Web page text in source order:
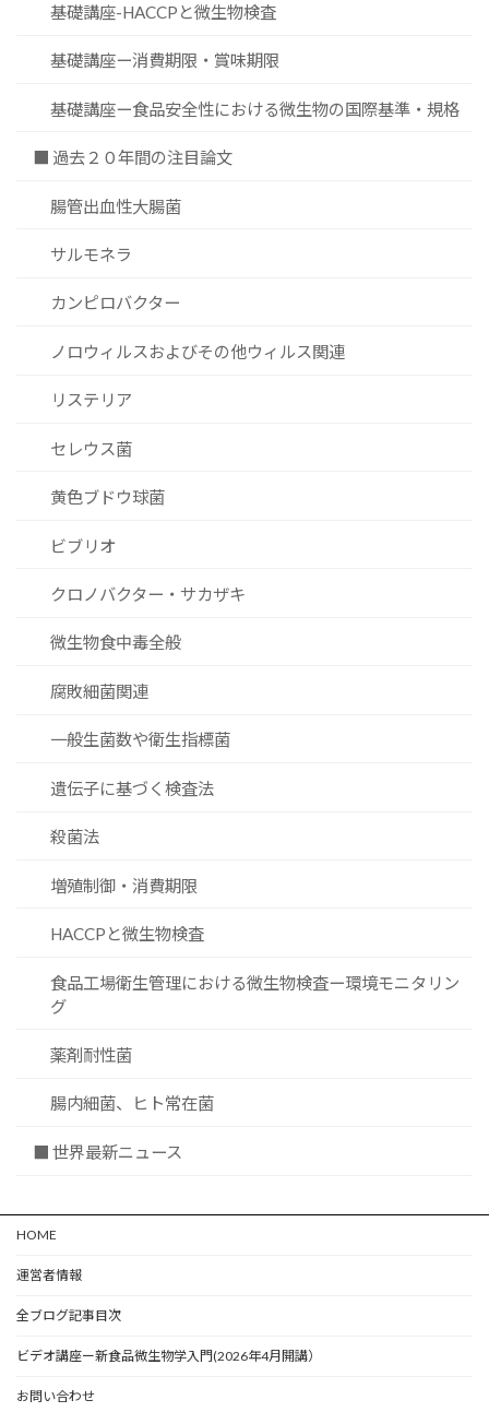
基礎講座-HACCPと微生物検査
基礎講座ー消費期限・賞味期限
基礎講座ー食品安全性における微生物の国際基準・規格
■ 過去２０年間の注目論文
腸管出血性大腸菌
サルモネラ
カンピロバクター
ノロウィルスおよびその他ウィルス関連
リステリア
セレウス菌
黄色ブドウ球菌
ビブリオ
クロノバクター・サカザキ
微生物食中毒全般
腐敗細菌関連
一般生菌数や衛生指標菌
遺伝子に基づく検査法
殺菌法
増殖制御・消費期限
HACCPと微生物検査
食品工場衛生管理における微生物検査ー環境モニタリン
グ
薬剤耐性菌
腸内細菌、ヒト常在菌
■ 世界最新ニュース
HOME
運営者情報
全ブログ記事目次
ビデオ講座ー新食品微生物学入門(2026年4月開講）
お問い合わせ